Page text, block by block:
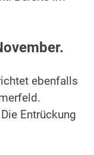
ebenfalls
Entrückung